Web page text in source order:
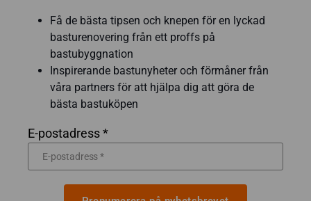
Få de bästa tipsen och knepen för en lyckad
basturenovering från ett proffs på
bastubyggnation
Inspirerande bastunyheter och förmåner från
våra partners för att hjälpa dig att göra de
bästa bastuköpen
E-postadress *